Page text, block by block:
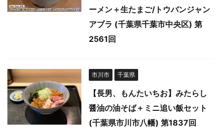
ーメン＋生たまご/トウバンジャン
アブラ (千葉県千葉市中央区) 第
2561回
市川市 千葉県
【長男、もんたいちお】みたらし
醤油の油そば＋ミニ追い飯セット
(千葉県市川市八幡) 第1837回